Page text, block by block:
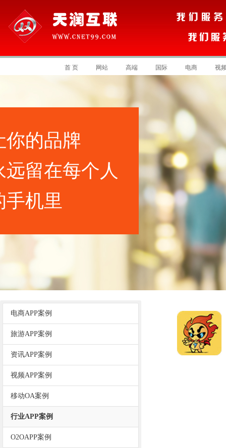
首 页 网站 高端 国际 电商 视
你的品牌
远留在每个人
手机里
电商APP案例
旅游APP案例
资讯APP案例
视频APP案例
移动OA案例
行业APP案例
O2OAPP案例